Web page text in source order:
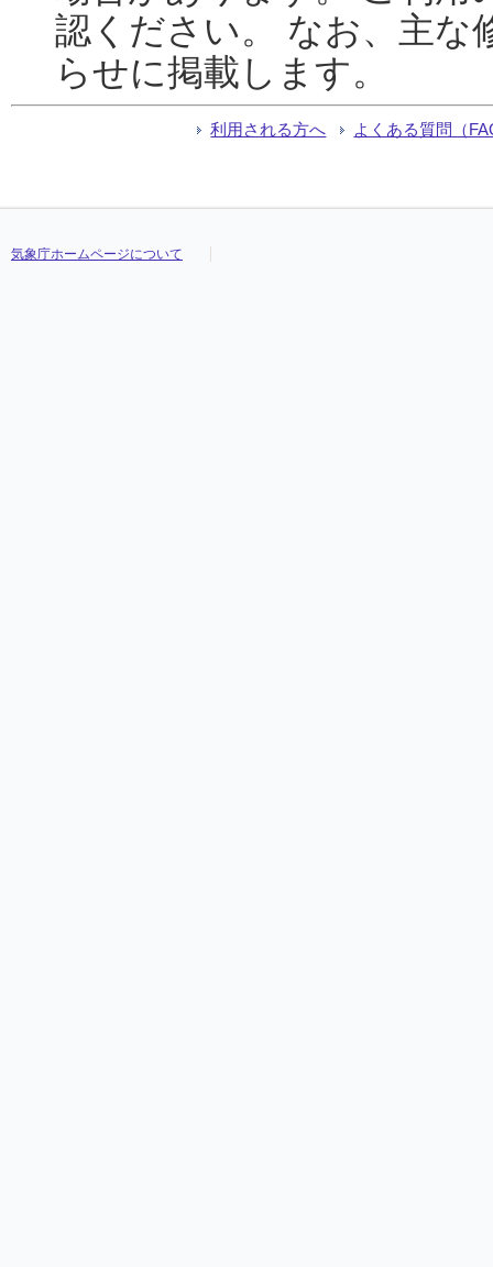
認ください。 なお、主な
らせに掲載します。
利用される方へ よくある質問（
気象庁ホームページについて